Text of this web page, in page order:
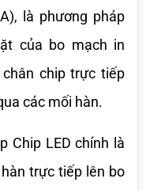
là phương pháp
của bo mạch in
chip trực tiếp
các mối hàn.
Chip LED chính là
trực tiếp lên bo